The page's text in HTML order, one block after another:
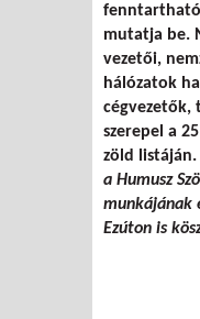
mutatja be.
vezetői,
hálózatok
cégvezetők,
szerepel a
zöld listáján.
a Humusz
munkájának
Ezúton is